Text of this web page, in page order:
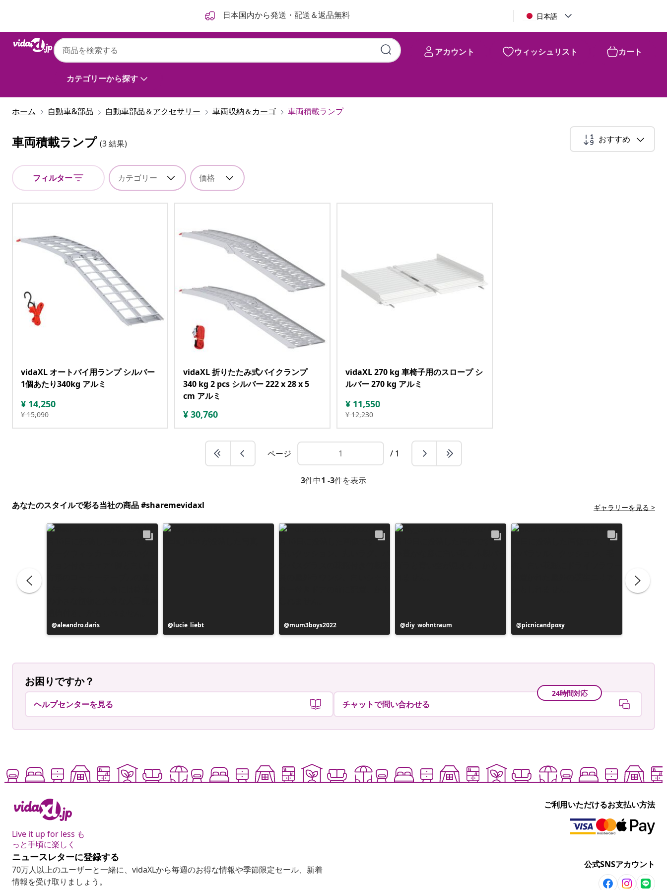
日本国内から発送・配送＆返品無料 日本語
カテゴリーから探す
アカウント ウィッシュリスト カート
ホーム 自動車&部品 自動車部品＆アクセサリー 車両収納＆カーゴ 車両積載ランプ
車両積載ランプ (3 結果) おすすめ
フィルター カテゴリー 価格
vidaXL オートバイ用ランプ シルバー
1個あたり340kg アルミ
¥ 14,250
¥ 15,090
vidaXL 折りたたみ式バイクランプ
340 kg 2 pcs シルバー 222 x 28 x 5
cm アルミ
¥ 30,760
vidaXL 270 kg 車椅子用のスロープ シ
ルバー 270 kg アルミ
¥ 11,550
¥ 12,230
ページ / 1
3件中1 -3件を表示
あなたのスタイルで彩る当社の商品 #sharemevidaxl ギャラリーを見る >
投
稿
aleandro.daris
投
稿
lucie_liebt
投
稿
mum3boys2022
投
稿
diy_wohntraum
投
稿
picnicandposy
お困りですか？
ヘルプセンターを見る
24時間対応
チャットで問い合わせる
Live it up for less も
っと手頃に楽しく
ご利用いただけるお支払い方法
ニュースレターに登録する
70万人以上のユーザーと一緒に、vidaXLから毎週のお得な情報や季節限定セール、新着
情報を受け取りましょう。
公式SNSアカウント